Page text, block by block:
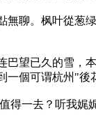
無聊。枫叶從葱
巴望已久的雪，
一個可谓杭州"
得一去？听我娓